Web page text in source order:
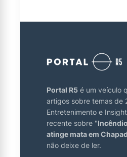
Portal R5 é um veículo
artigos sobre temas de
Entretenimento e
recente sobre "
atinge mata em
não deixe de ler.